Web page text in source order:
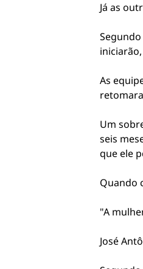
Já as
As
Um
seis
que ele
Quando
"A
José